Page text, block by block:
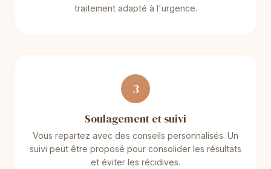
traitement adapté à l'urgence.
3
Soulagement et suivi
Vous repartez avec des conseils personnalisés. Un
suivi peut être proposé pour consolider les résultats
et éviter les récidives.